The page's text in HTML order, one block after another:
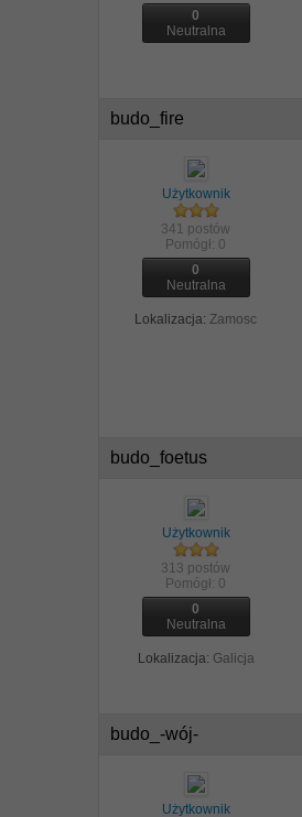
0
Neutralna
budo_fire
Użytkownik
341 postów
Pomógł: 0
0
Neutralna
Lokalizacja: Zamosc
budo_foetus
Użytkownik
313 postów
Pomógł: 0
0
Neutralna
Lokalizacja: Galicja
budo_-wój-
Użytkownik